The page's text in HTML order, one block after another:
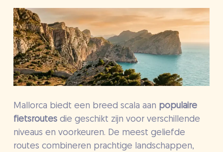
Mallorca biedt een breed scala aan populaire
fietsroutesdie geschikt zijn voor verschillende
niveaus en voorkeuren. De meest geliefde
routes combineren prachtige landschappen,